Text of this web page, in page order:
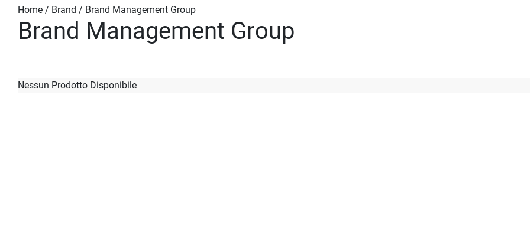
Home / Brand / Brand Management Group
Brand Management Group
Nessun Prodotto Disponibile